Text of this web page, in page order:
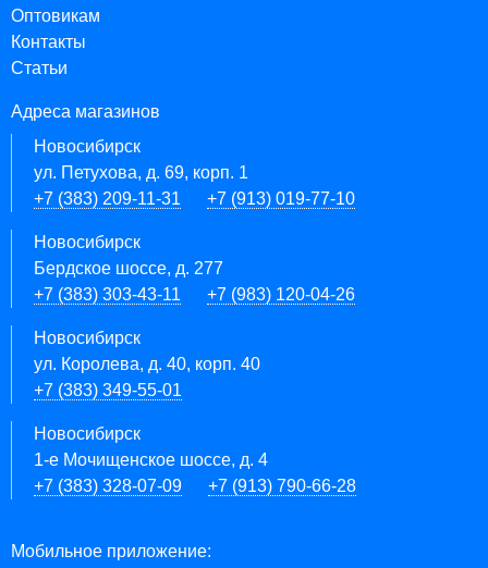
Оптовикам
Контакты
Статьи
Адреса магазинов
Новосибирск
ул. Петухова, д. 69, корп. 1
+7 (383) 209-11-31
+7 (913) 019-77-10
Новосибирск
Бердское шоссе, д. 277
+7 (383) 303-43-11
+7 (983) 120-04-26
Новосибирск
ул. Королева, д. 40, корп. 40
+7 (383) 349-55-01
Новосибирск
1-е Мочищенское шоссе, д. 4
+7 (383) 328-07-09
+7 (913) 790-66-28
Мобильное приложение: